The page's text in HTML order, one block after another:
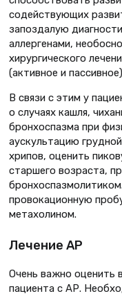
содействующих
запоздалую
аллергенами,
хирургического
(активное и
В связи с этим у
о случаях кашля,
бронхоспазма при
аускультацию
хрипов, оценить
старшего возраста,
провокационную
метахолином.
Лечение АР
Очень важно оценить
пациента с АР.